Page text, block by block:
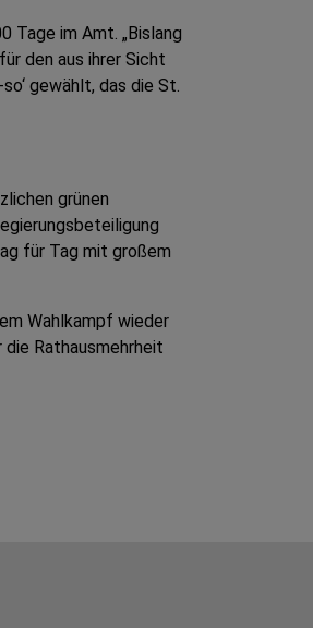
Tage im Amt. „Bislang
den aus ihrer Sicht
gewählt, das die St.
grünen
für Tag mit großem
Wahlkampf wieder
Rathausmehrheit